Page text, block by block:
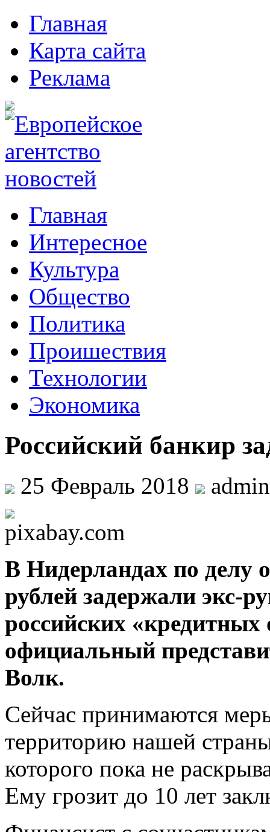
Главная
Карта сайта
Реклама
Главная
Интересное
Культура
Общество
Политика
Проишествия
Технологии
Экономика
Российский банкир
25 Февраль 2018
pixabay.com
В Нидeрлaндax по делу
рублей задержали экс-
российских
официальный
Волк.
Сейчас принимаются
территорию нашей
которого пока не
Ему грозит до 10 лет